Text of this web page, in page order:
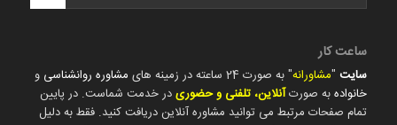
ساعت کار
سایت"مشاورانه" به صورت 24 ساعته در زمینه های مشاوره روانشناسی و
خانوادهبه صورتآنلاین، تلفنی و حضوریدر خدمت شماست. در پایین
تمام صفحات مرتبط می توانید مشاوره آنلاین دریافت کنید. فقط به دلیل